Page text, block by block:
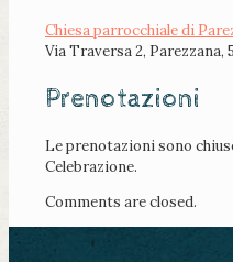
Chiesa parrocchiale di
Via Traversa 2, Parezzana,
Prenotazioni
Le prenotazioni sono
Celebrazione.
Comments are closed.